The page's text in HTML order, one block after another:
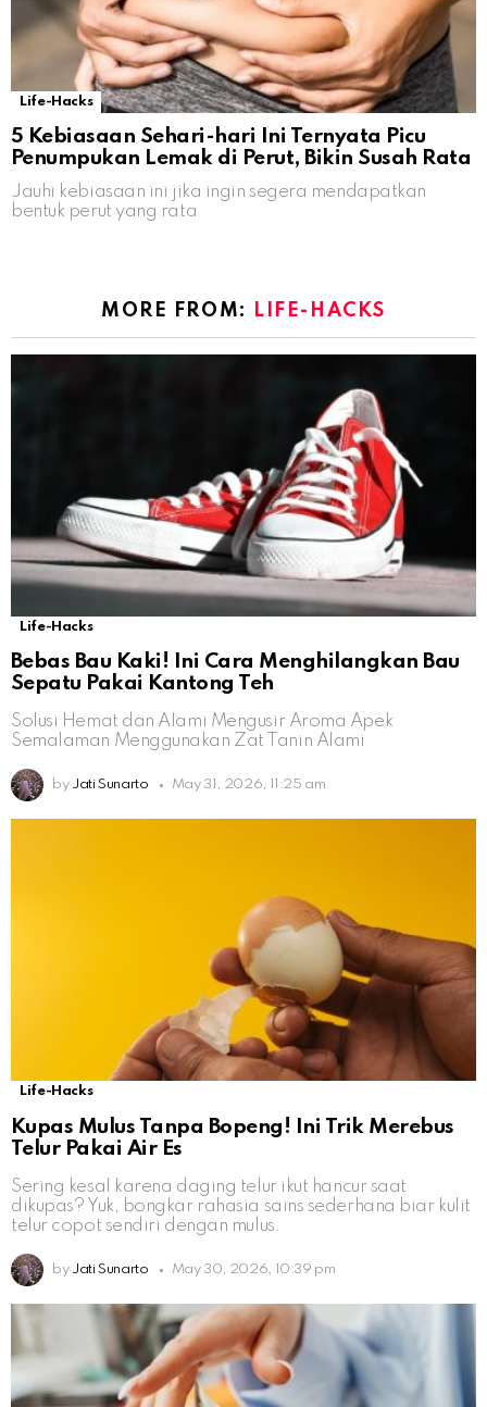
Life-Hacks
5 Kebiasaan Sehari-hari Ini Ternyata Picu
Penumpukan Lemak di Perut, Bikin Susah Rata
Jauhi kebiasaan ini jika ingin segera mendapatkan
bentuk perut yang rata
MORE FROM: LIFE-HACKS
Life-Hacks
Bebas Bau Kaki! Ini Cara Menghilangkan Bau
Sepatu Pakai Kantong Teh
Solusi Hemat dan Alami Mengusir Aroma Apek
Semalaman Menggunakan Zat Tanin Alami
by Jati Sunarto May 31, 2026, 11:25 am
Life-Hacks
Kupas Mulus Tanpa Bopeng! Ini Trik Merebus
Telur Pakai Air Es
Sering kesal karena daging telur ikut hancur saat
dikupas? Yuk, bongkar rahasia sains sederhana biar kulit
telur copot sendiri dengan mulus.
by Jati Sunarto May 30, 2026, 10:39 pm